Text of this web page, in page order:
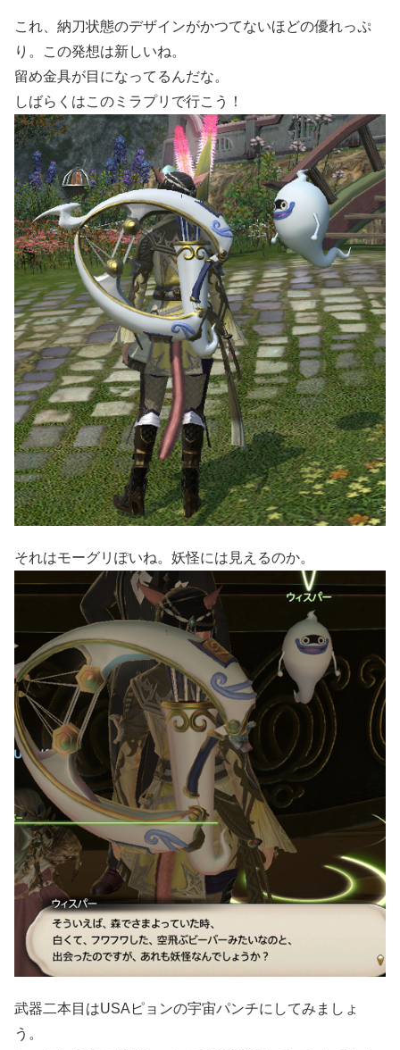
これ、納刀状態のデザインがかつてないほどの優れっぷ
り。この発想は新しいね。
留め金具が目になってるんだな。
しばらくはこのミラプリで行こう！
それはモーグリぽいね。妖怪には見えるのか。
武器二本目はUSAピョンの宇宙パンチにしてみましょ
う。